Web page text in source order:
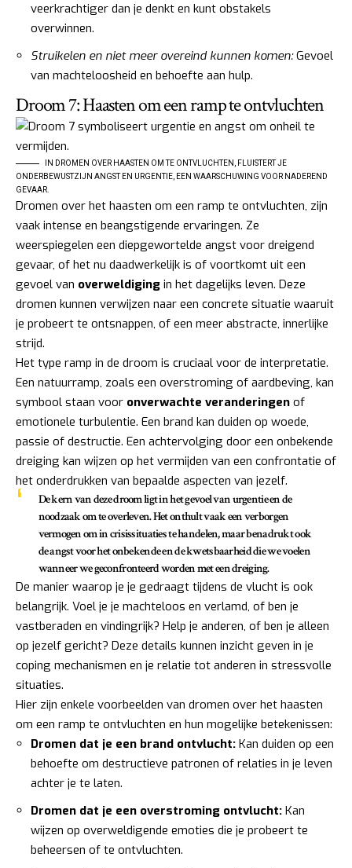
veerkrachtiger dan je denkt en kunt obstakels
overwinnen.
Struikelen en niet meer overeind kunnen komen:Gevoel
van machteloosheid en behoefte aan hulp.
Droom 7: Haasten om een ramp te ontvluchten
IN DROMEN OVER HAASTEN OM TE ONTVLUCHTEN, FLUISTERT JE
ONDERBEWUSTZIJN ANGST EN URGENTIE, EEN WAARSCHUWING VOOR NADEREND
GEVAAR.
Dromen over het haasten om een ramp te ontvluchten, zijn
vaak intense en beangstigende ervaringen. Ze
weerspiegelen een diepgewortelde angst voor dreigend
gevaar, of het nu daadwerkelijk is of voortkomt uit een
gevoel van overweldiging in het dagelijks leven. Deze
dromen kunnen verwijzen naar een concrete situatie waaruit
je probeert te ontsnappen, of een meer abstracte, innerlijke
strijd.
Het type ramp in de droom is cruciaal voor de interpretatie.
Een natuurramp, zoals een overstroming of aardbeving, kan
symbool staan voor onverwachte veranderingen of
emotionele turbulentie. Een brand kan duiden op woede,
passie of destructie. Een achtervolging door een onbekende
dreiging kan wijzen op het vermijden van een confrontatie of
het onderdrukken van bepaalde aspecten van jezelf.
De kern van deze droom ligt in het gevoel van urgentie en de
noodzaak om te overleven. Het onthult vaak een verborgen
vermogen om in crisissituaties te handelen, maar benadrukt ook
de angst voor het onbekende en de kwetsbaarheid die we voelen
wanneer we geconfronteerd worden met een dreiging.
De manier waarop je je gedraagt tijdens de vlucht is ook
belangrijk. Voel je je machteloos en verlamd, of ben je
vastberaden en vindingrijk? Help je anderen, of ben je alleen
op jezelf gericht? Deze details kunnen inzicht geven in je
coping mechanismen en je relatie tot anderen in stressvolle
situaties.
Hier zijn enkele voorbeelden van dromen over het haasten
om een ramp te ontvluchten en hun mogelijke betekenissen:
Dromen dat je een brand ontvlucht: Kan duiden op een
behoefte om destructieve patronen of relaties in je leven
achter je te laten.
Dromen dat je een overstroming ontvlucht: Kan
wijzen op overweldigende emoties die je probeert te
beheersen of te ontvluchten.